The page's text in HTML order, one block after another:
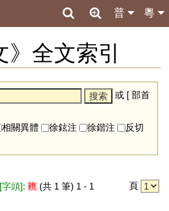
粵
普
》全文索引
或 [ 部首
相關異體 徐鉉注 徐鍇注
反切
頭]: 𥼚(共 1 筆) 1 - 1 頁